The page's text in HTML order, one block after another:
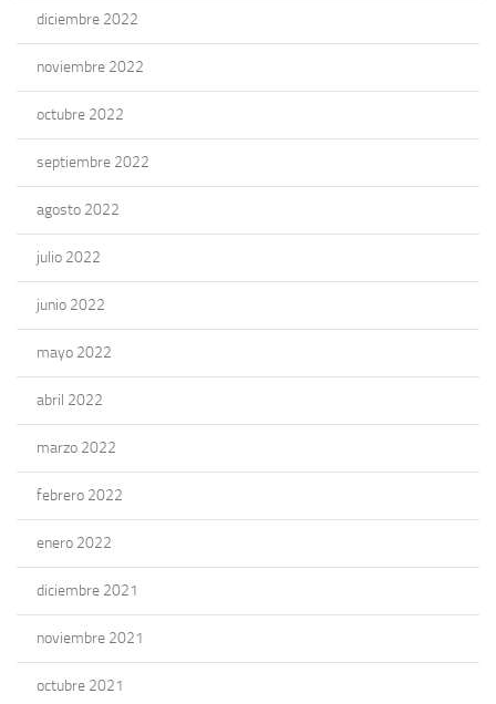
diciembre 2022
noviembre 2022
octubre 2022
septiembre 2022
agosto 2022
julio 2022
junio 2022
mayo 2022
abril 2022
marzo 2022
febrero 2022
enero 2022
diciembre 2021
noviembre 2021
octubre 2021